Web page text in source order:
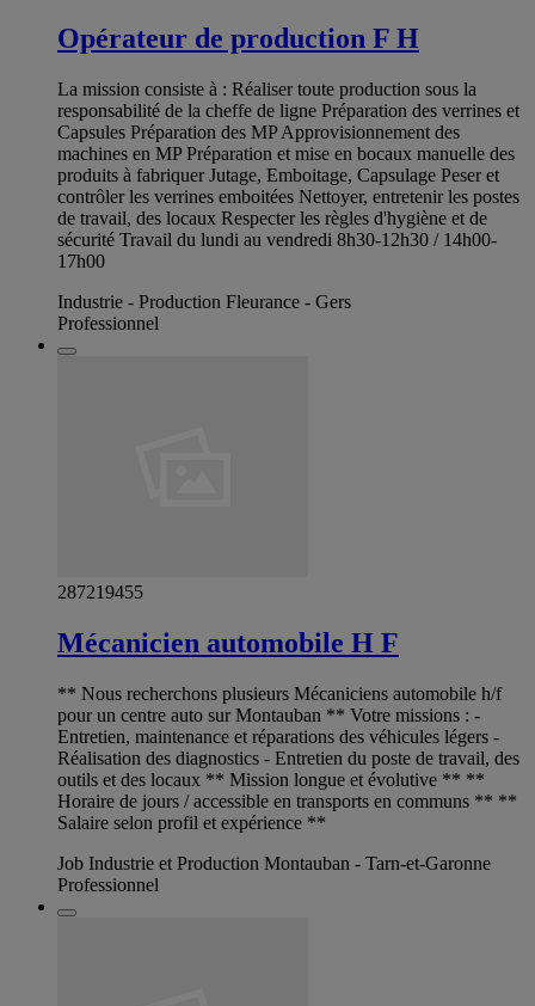
Opérateur de production F H
La mission consiste à : Réaliser toute production sous la
responsabilité de la cheffe de ligne Préparation des verrines et
Capsules Préparation des MP Approvisionnement des
machines en MP Préparation et mise en bocaux manuelle des
produits à fabriquer Jutage, Emboitage, Capsulage Peser et
contrôler les verrines emboitées Nettoyer, entretenir les postes
de travail, des locaux Respecter les règles d'hygiène et de
sécurité Travail du lundi au vendredi 8h30-12h30 / 14h00-
17h00
Industrie - Production Fleurance - Gers
Professionnel
287219455
Mécanicien automobile H F
** Nous recherchons plusieurs Mécaniciens automobile h/f
pour un centre auto sur Montauban ** Votre missions : -
Entretien, maintenance et réparations des véhicules légers -
Réalisation des diagnostics - Entretien du poste de travail, des
outils et des locaux ** Mission longue et évolutive ** **
Horaire de jours / accessible en transports en communs ** **
Salaire selon profil et expérience **
Job Industrie et Production Montauban - Tarn-et-Garonne
Professionnel